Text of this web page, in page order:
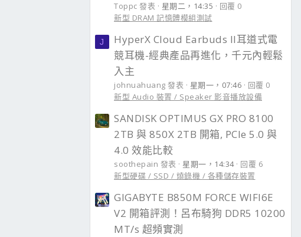
Toppc 發表 星期二，14:35
回覆 0
新型 DRAM 記憶體模組測試
J
HyperX Cloud Earbuds II耳道式電
競耳機-經典產品再進化，千元內輕鬆
入主
johnuahuang 發表 星期一，07:46
回覆 0
新型 Audio 裝置 / Speaker 影音播放設備
SANDISK OPTIMUS GX PRO 8100
2TB 與 850X 2TB 開箱, PCIe 5.0 與
4.0 效能比較
soothepain 發表 星期一，14:34
回覆 6
新型硬碟 / SSD / 燒錄機 / 各種儲存裝置
GIGABYTE B850M FORCE WIFI6E
V2 開箱評測！呂布騎狗 DDR5 10200
MT/s 超頻實測